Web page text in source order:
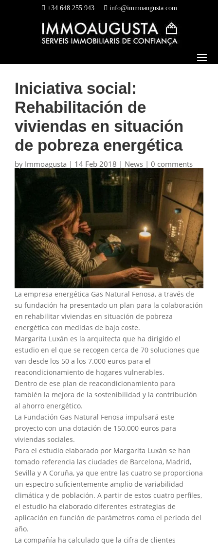
+34 648 255 943 info@immoaugusta.com
Iniciativa social:
Rehabilitación de
viviendas en situación
de pobreza energética
by Immoagusta | 14 Feb 2018 | News | 0 comments
La empresa energética Gas Natural Fenosa, a través de
su fundación ha presentado un plan para la colaboración
en rehabilitar viviendas en situación de pobreza
energética con medidas de bajo coste.
Margarita Luxán es la arquitecta que ha dirigido el
estudio en el que se recogen cerca de 70 soluciones que
van desde los 50 a los 7.000 euros para el
reacondicionamiento de hogares vulnerables.
Dentro de ese plan de reacondicionamiento para
también la mejora de la sostenibilidad y la contribución
al ahorro energético.
La Fundación Gas Natural Fenosa impulsará este
proyecto con una dotación de 150.000 euros para
viviendas sociales.
Para el estudio elaborado por Margarita Luxán se han
tomado referencia las ciudades de Barcelona, Madrid,
Sevilla y A Coruña, ya que entre las cuatro se proporciona
un espectro suficientemente amplio de variabilidad
climática y de población. A partir de estos cuatro perfiles,
el estudio ha elaborado diferentes estrategias de
aplicación en función de parámetros como el periodo del
año.
La compañía ha calculado que la cifra de clientes